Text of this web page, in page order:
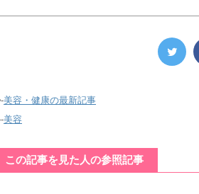
-美容・健康の最新記事
-美容
この記事を見た人の参照記事